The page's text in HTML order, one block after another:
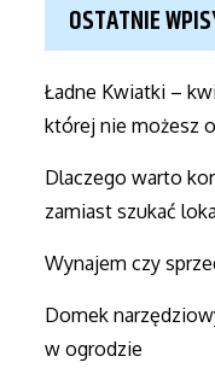
OSTATNIE
Ładne Kwiatki –
której nie możesz
Dlaczego warto
zamiast szukać
Wynajem czy
Domek
w ogrodzie